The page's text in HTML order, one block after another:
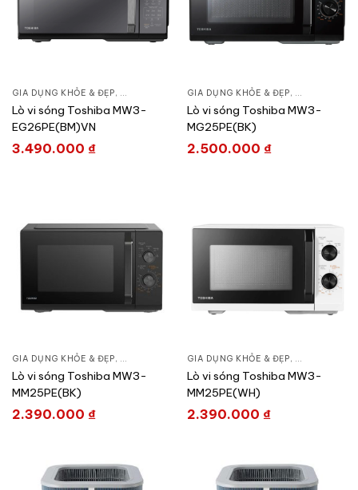
GIA DỤNG KHỎE & ĐẸP, BẾP TIỆN NGHI ,LÒ VI SÓNG
Lò vi sóng Toshiba MW3-
EG26PE(BM)VN
3.490.000 ₫
GIA DỤNG KHỎE & ĐẸP, BẾP TIỆN
Lò vi sóng Toshiba MW3-
MG25PE(BK)
2.500.000 ₫
GIA DỤNG KHỎE & ĐẸP, BẾP TIỆN NGHI ,LÒ VI SÓNG
Lò vi sóng Toshiba MW3-
MM25PE(BK)
2.390.000 ₫
GIA DỤNG KHỎE & ĐẸP, BẾP TIỆN
Lò vi sóng Toshiba MW3-
MM25PE(WH)
2.390.000 ₫